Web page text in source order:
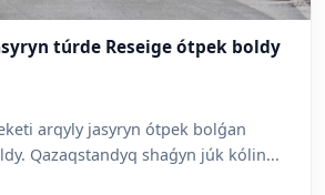
túrde Reseige ótpek boldy
arqyly jasyryn ótpek bolǵan
qazaqstandyq ustaldy. Qazaqstandyq shaǵyn júk kólin...